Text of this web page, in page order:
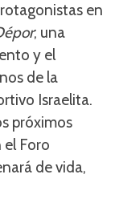
en
; una
y el
de la
Israelita.
próximos
el Foro
de vida,